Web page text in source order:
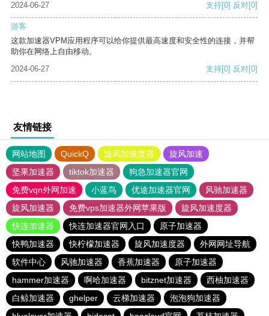
2024-06-27 支持[0] 反对[0]
游客
这款加速器VPM应用程序可以给你提供最高速度和安全性的连接，并帮
助你在网络上自由移动。
2024-06-27
支持[0] 反对[0]
友情链接
网站地图 QuickQ 旋风加速度器
旋风加速
坚果加速器
tiktok加速器
狗急加速器官网
免费vqn外网加速
小蓝鸟 优途加速器官网
风驰加速器
旋风加速器
免费vps加速器外网苹果版
旋风加速度器
快连加速器
快连加速器官网入口
原子加速器
快鸭加速器
快柠檬加速器 旋风加速度器
外网网址导航
软件中心
风驰加速器 香蕉加速器
原子加速器
hammer加速器
啊哈加速器 bitznet加速器
西柚加速器
白鲸加速器
ghelper 云梯加速器
泡泡狗加速器